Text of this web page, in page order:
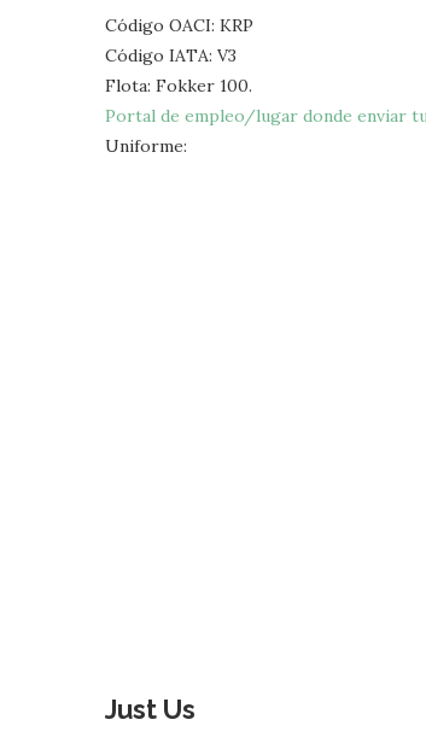
Código OACI: KRP
Código IATA: V3
Flota: Fokker 100.
Portal de empleo/lugar donde enviar
Uniforme:
Just Us